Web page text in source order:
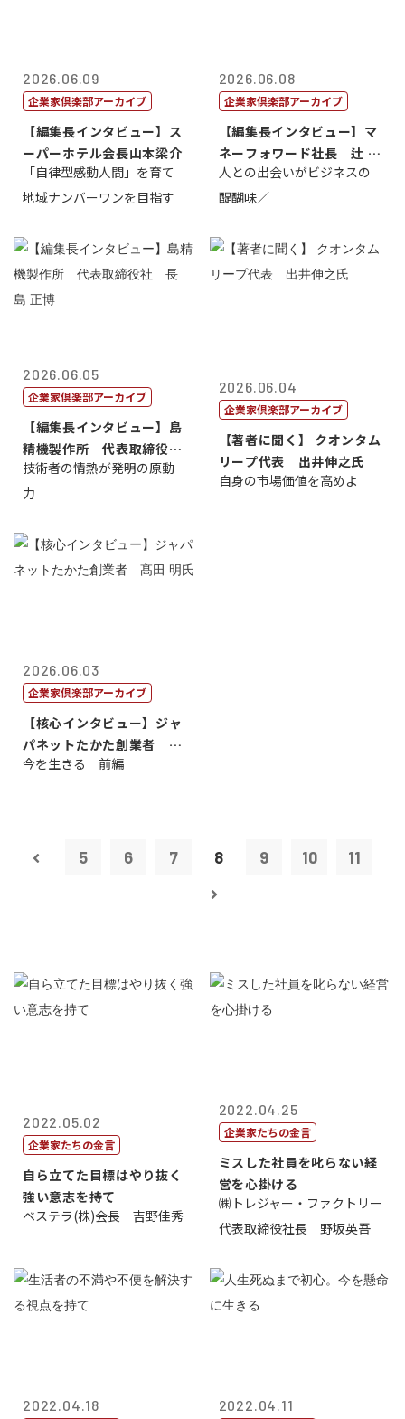
2026.06.09
企業家倶楽部アーカイブ
【編集長インタビュー】ス
ーパーホテル会長山本梁介
「自律型感動人間」を育て
地域ナンバーワンを目指す
2026.06.08
企業家倶楽部アーカイブ
【編集長インタビュー】マ
ネーフォワード社長 辻 庸
介
人との出会いがビジネスの
醍醐味／
2026.06.05
企業家倶楽部アーカイブ
【編集長インタビュー】島
精機製作所 代表取締役
社 長 島 正...
技術者の情熱が発明の原動
力
2026.06.04
企業家倶楽部アーカイブ
【著者に聞く】 クオンタム
リープ代表 出井伸之氏
自身の市場価値を高めよ
2026.06.03
企業家倶楽部アーカイブ
【核心インタビュー】ジャ
パネットたかた創業者 髙
田 明氏
今を生きる 前編
5 6 7 8 9 10 11
2022.05.02
企業家たちの金言
自ら立てた目標はやり抜く
強い意志を持て
ベステラ(株)会長 吉野佳秀
2022.04.25
企業家たちの金言
ミスした社員を叱らない経
営を心掛ける
㈱トレジャー・ファクトリー
代表取締役社長 野坂英吾
2022.04.18 2022.04.11